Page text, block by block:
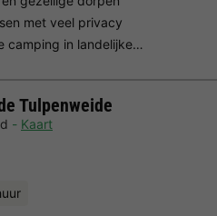
met veel privacy
camping in landelijke…
Tulpenweide
Kaart